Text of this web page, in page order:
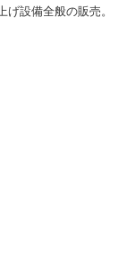
設備全般の販売。